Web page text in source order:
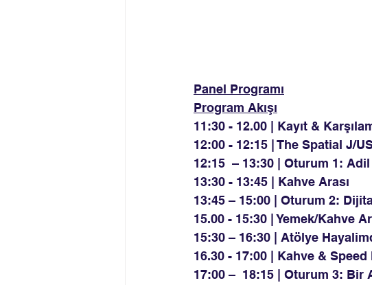
Panel Programı
Program Akışı
11:30 - 12.00 | Kayıt &
12:00 - 12:15 | The Spatial J/
12:15  – 13:30 | Oturum 1:
13:30 - 13:45 | Kahve Arası
13:45 – 15:00 | Oturum 2:
15.00 - 15:30 | Yemek/Kahve
15:30 – 16:30 | Atölye
16.30 - 17:00 | Kahve &
17:00 –  18:15 | Oturum 3: Bir